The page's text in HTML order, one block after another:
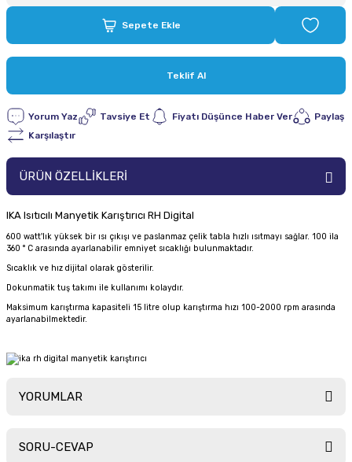
Sepete Ekle
Teklif Al
Yorum Yaz Tavsiye Et Fiyatı Düşünce Haber Ver
Paylaş
Karşılaştır
ÜRÜN ÖZELLİKLERİ
IKA Isıtıcılı Manyetik Karıştırıcı RH Digital
600 watt'lık yüksek bir ısı çıkışı ve paslanmaz çelik tabla hızlı ısıtmayı sağlar. 100 ila
360 ° C arasında ayarlanabilir emniyet sıcaklığı bulunmaktadır.
Sıcaklık ve hız dijital olarak gösterilir.
Dokunmatik tuş takımı ile kullanımı kolaydır.
Maksimum karıştırma kapasiteli 15 litre olup karıştırma hızı 100-2000 rpm arasında
ayarlanabilmektedir.
YORUMLAR
SORU-CEVAP